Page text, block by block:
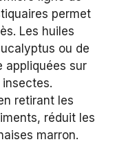
permet
Les huiles
ou de
appliquées sur
retirant les
réduit les
marron.